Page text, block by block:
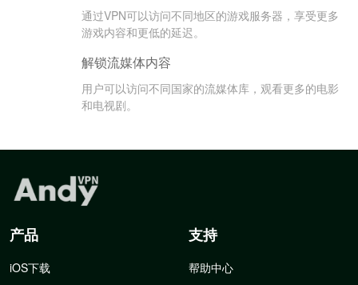
通过VPN可以访问不同地区的游戏服务器，享受更多
游戏内容和更低的延迟。
解锁流媒体内容
用户可以访问不同国家的流媒体库，观看更多的电影
和电视剧。
产品
iOS下载
支持
帮助中心